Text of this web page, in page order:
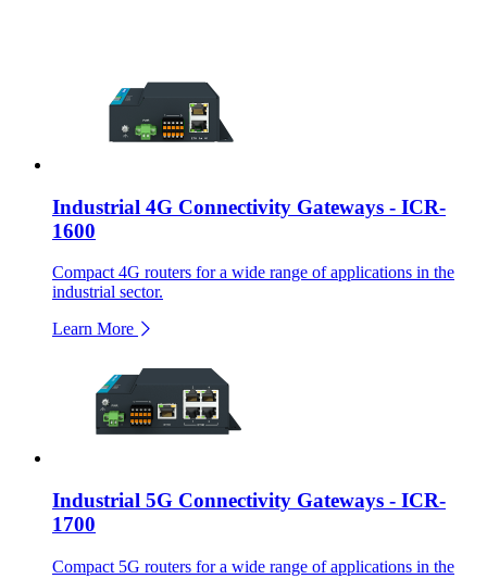
Industrial 4G Connectivity Gateways - ICR-
1600
Compact 4G routers for a wide range of applications in the
industrial sector.
Learn More
Industrial 5G Connectivity Gateways - ICR-
1700
Compact 5G routers for a wide range of applications in the